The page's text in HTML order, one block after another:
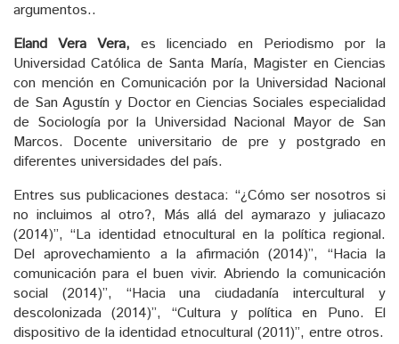
argumentos..
Eland Vera Vera, es licenciado en Periodismo por la
Universidad Católica de Santa María, Magister en Ciencias
con mención en Comunicación por la Universidad Nacional
de San Agustín y Doctor en Ciencias Sociales especialidad
de Sociología por la Universidad Nacional Mayor de San
Marcos. Docente universitario de pre y postgrado en
diferentes universidades del país.
Entres sus publicaciones destaca: “¿Cómo ser nosotros si
no incluimos al otro?, Más allá del aymarazo y juliacazo
(2014)”, “La identidad etnocultural en la política regional.
Del aprovechamiento a la afirmación (2014)”, “Hacia la
comunicación para el buen vivir. Abriendo la comunicación
social (2014)”, “Hacia una ciudadanía intercultural y
descolonizada (2014)”, “Cultura y política en Puno. El
dispositivo de la identidad etnocultural (2011)”, entre otros.